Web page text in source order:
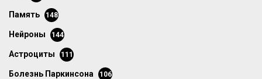
память 148
нейроны 144
астроциты 111
болезнь Паркинсона 106